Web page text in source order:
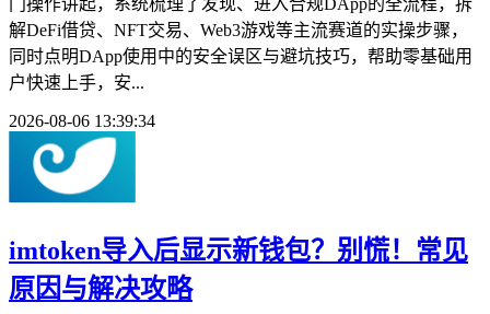
门操作讲起，系统梳理了发现、进入合规DApp的全流程，拆
解DeFi借贷、NFT交易、Web3游戏等主流赛道的实操步骤，
同时点明DApp使用中的安全误区与避坑技巧，帮助零基础用
户快速上手，安...
2026-08-06 13:39:34
imtoken导入后显示新钱包？别慌！常见
原因与解决攻略